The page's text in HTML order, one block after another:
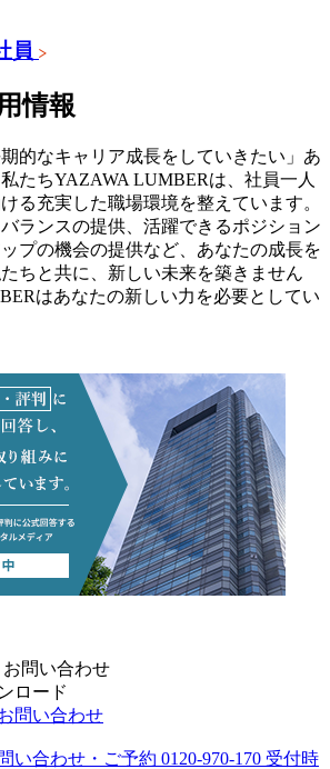
員
情報
期的なキャリア成長をしていきたい」あ
たちYAZAWA LUMBERは、社員一人
る充実した職場環境を整えています。
ランスの提供、活躍できるポジション
プの機会の提供など、あなたの成長を
ちと共に、新しい未来を築きません
はあなたの新しい力を必要としてい
お問い合わせ
ロード
問い合わせ
い合わせ・ご予約 0120-970-170 受付時